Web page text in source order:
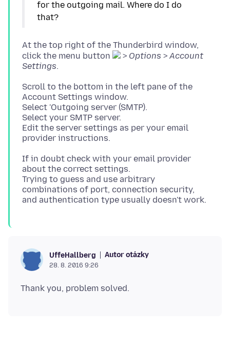
for the outgoing mail. Where do I do
At the top right of the Thunderbird window,
click the menu button
> Options > Account
Settings
Scroll to the bottom in the left pane of the
Account Settings window.
Select 'Outgoing server (SMTP).
Select your SMTP server.
Edit the server settings as per your email
If in doubt check with your email provider
about the correct settings.
Trying to guess and use arbitrary
combinations of port, connection security,
UffeHallberg Autor otázky
28. 8. 2016 9:26